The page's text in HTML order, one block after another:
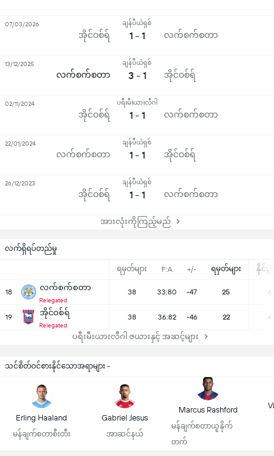
လက်ရှိရပ်တည်မှု
ရမှတ်များ F:A +/- ရမှတ်များ နိုင်ပွဲမ
18 လက်စက်စတာ
Relegated
38 33:80 -47 25 6
19 အိုင်ဝစ်ရ်
Relegated
38 36:82 -46 22 4
ပရီးမီးယားလီဂါ ဇယားနှင့် အဆင့်များ
အိုင်ဝစ်ရ်
ချန်ပီယံရှစ်
1 - 1 လက်စက်စတာ
07/03/2026
လက်စက်စတာ
ချန်ပီယံရှစ်
3 - 1 အိုင်ဝစ်ရ်
13/12/2025
အိုင်ဝစ်ရ်
ပရီးမီးယားလီဂါ
1 - 1 လက်စက်စတာ
02/11/2024
လက်စက်စတာ
ချန်ပီယံရှစ်
1 - 1 အိုင်ဝစ်ရ်
22/01/2024
အိုင်ဝစ်ရ်
ချန်ပီယံရှစ်
1 - 1 လက်စက်စတာ
26/12/2023
အားလုံးကိုကြည့်မည်
သင်စိတ်ဝင်စားနိုင်သောအရာများ -
Erling Haaland
မန်ချက်စတာစီးတီး
Gabriel Jesus
အာဆင်နယ်
Marcus Rashford
မန်ချက်စတာယူနိုက်
တက်